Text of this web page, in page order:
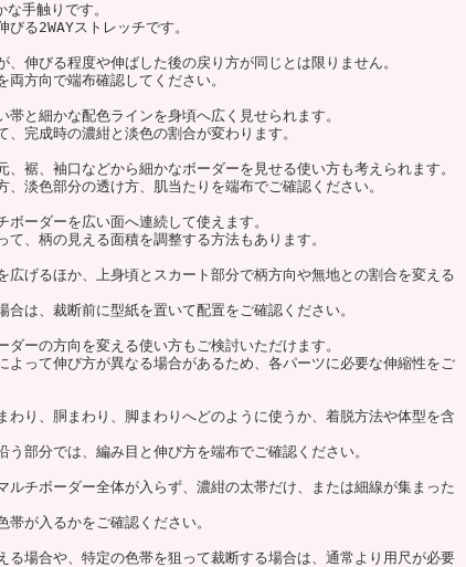
手触りです。
る2WAYストレッチです。
伸びる程度や伸ばした後の戻り方が同じとは限りません。
方向で端布確認してください。
帯と細かな配色ラインを身頃へ広く見せられます。
完成時の濃紺と淡色の割合が変わります。
裾、袖口などから細かなボーダーを見せる使い方も考えられます。
淡色部分の透け方、肌当たりを端布でご確認ください。
ーダーを広い面へ連続して使えます。
、柄の見える面積を調整する方法もあります。
広げるほか、上身頃とスカート部分で柄方向や無地との割合を変える
は、裁断前に型紙を置いて配置をご確認ください。
ーの方向を変える使い方もご検討いただけます。
よって伸び方が異なる場合があるため、各パーツに必要な伸縮性をご
わり、胴まわり、脚まわりへどのように使うか、着脱方法や体型を含
部分では、編み目と伸び方を端布でご確認ください。
ルチボーダー全体が入らず、濃紺の太帯だけ、または細線が集まった
が入るかをご確認ください。
る場合や、特定の色帯を狙って裁断する場合は、通常より用尺が必要